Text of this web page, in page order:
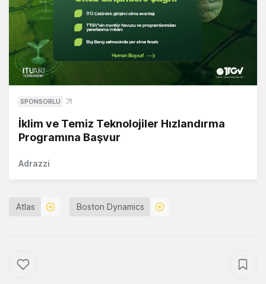
SPONSORLU
İklim ve Temiz Teknolojiler Hızlandırma
Programına Başvur
Adrazzi
Atlas Boston Dynamics